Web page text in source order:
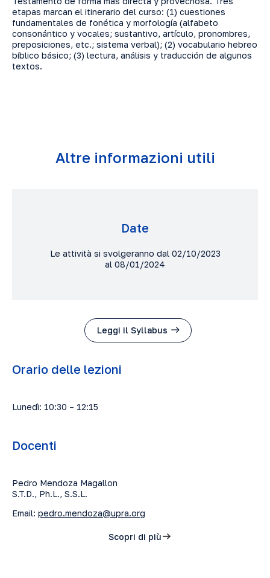
etapas marcan el itinerario del curso: (1) cuestiones
fundamentales de fonética y morfología (alfabeto
consonántico y vocales; sustantivo, artículo, pronombres,
preposiciones, etc.; sistema verbal); (2) vocabulario hebreo
bíblico básico; (3) lectura, análisis y traducción de algunos
textos.
Altre informazioni utili
Date
Le attività si svolgeranno dal 02/10/2023
al 08/01/2024
Leggi il Syllabus
Orario delle lezioni
Lunedì: 10:30 – 12:15
Docenti
Pedro Mendoza Magallon
S.T.D., Ph.L., S.S.L.
Email: pedro.mendoza@upra.org
Scopri di più